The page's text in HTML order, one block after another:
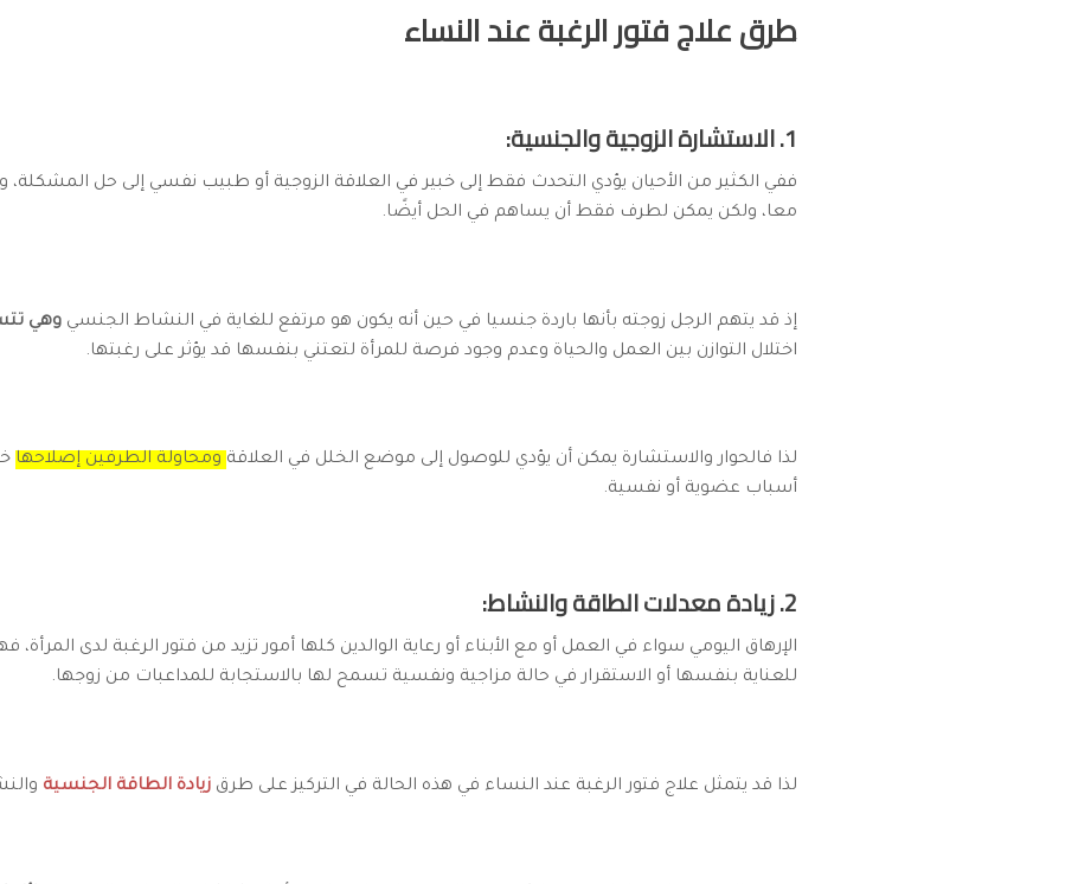
طرق علاج فتور الرغبة عند النساء
1. الاستشارة الزوجية والجنسية:
ففي الكثير من الأحيان يؤدي التحدث فقط إلى خبير في العلاقة الزوجية أو طبيب نفسي إلى حل المشكلة،
معا، ولكن يمكن لطرف فقط أن يساهم في الحل أيضًا.
إذ قد يتهم الرجل زوجته بأنها باردة جنسيا في حين أنه يكون هو مرتفع للغاية في النشاط الجنسي وهي
اختلال التوازن بين العمل والحياة وعدم وجود فرصة للمرأة لتعتني بنفسها قد يؤثر على رغبتها.
لذا فالحوار والاستشارة يمكن أن يؤدي للوصول إلى موضع الخلل في العلاقة ومحاولة الطرفين إصلاحها
أسباب عضوية أو نفسية.
2. زيادة معدلات الطاقة والنشاط:
الإرهاق اليومي سواء في العمل أو مع الأبناء أو رعاية الوالدين كلها أمور تزيد من فتور الرغبة لدى
للعناية بنفسها أو الاستقرار في حالة مزاجية ونفسية تسمح لها بالاستجابة للمداعبات من زوجها.
لذا قد يتمثل علاج فتور الرغبة عند النساء في هذه الحالة في التركيز على طرق زيادة الطاقة الجنسية